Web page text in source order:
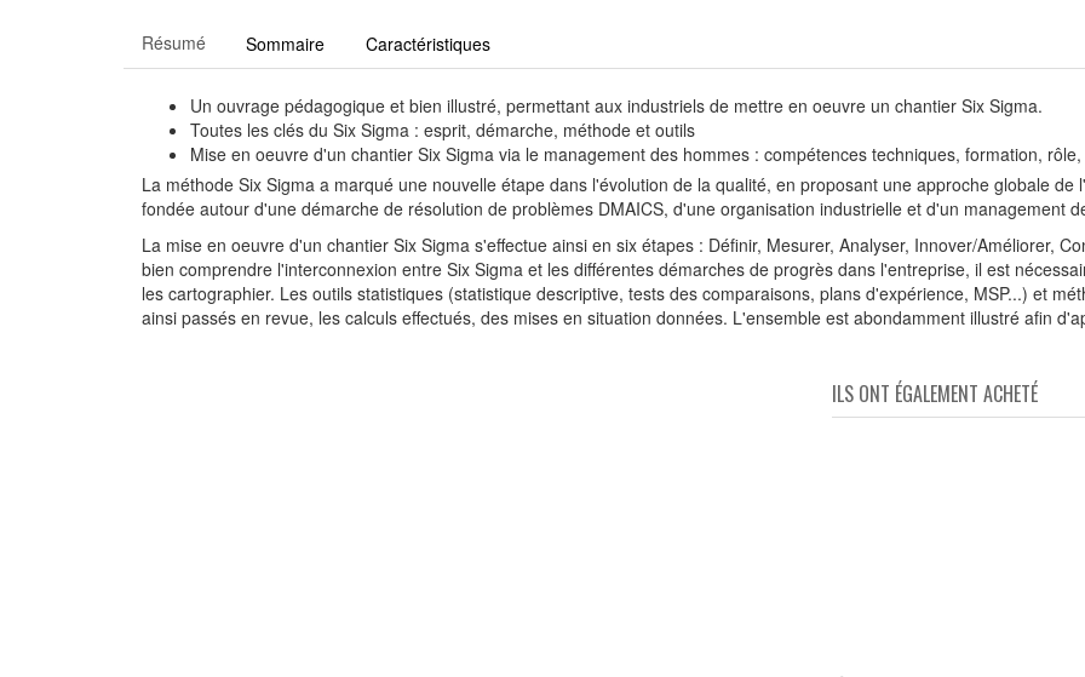
Résumé Sommaire Caractéristiques
Un ouvrage pédagogique et bien illustré, permettant aux industriels de mettre en oeuvre un chantier Six Sigma.
Toutes les clés du Six Sigma : esprit, démarche, méthode et outils
Mise en oeuvre d'un chantier Six Sigma via le management des hommes : compétences techniques, formation,
La méthode Six Sigma a marqué une nouvelle étape dans l'évolution de la qualité, en proposant une approche globale
fondée autour d'une démarche de résolution de problèmes DMAICS, d'une organisation industrielle et d'un management
La mise en oeuvre d'un chantier Six Sigma s'effectue ainsi en six étapes : Définir, Mesurer, Analyser, Innover/Améliorer,
bien comprendre l'interconnexion entre Six Sigma et les différentes démarches de progrès dans l'entreprise, il est
les cartographier. Les outils statistiques (statistique descriptive, tests des comparaisons, plans d'expérience, MSP...) et
ainsi passés en revue, les calculs effectués, des mises en situation données. L'ensemble est abondamment illustré afin
ILS ONT ÉGALEMENT ACHETÉ